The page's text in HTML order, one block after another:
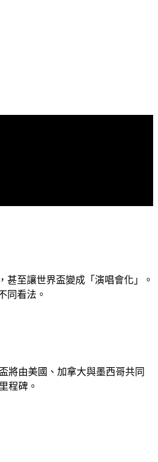
甚至讓世界盃變成「演唱會化」。
同看法。
將由美國、加拿大與墨西哥共同
程碑。